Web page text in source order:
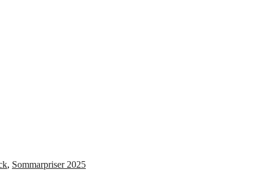
, Sommarpriser 2025